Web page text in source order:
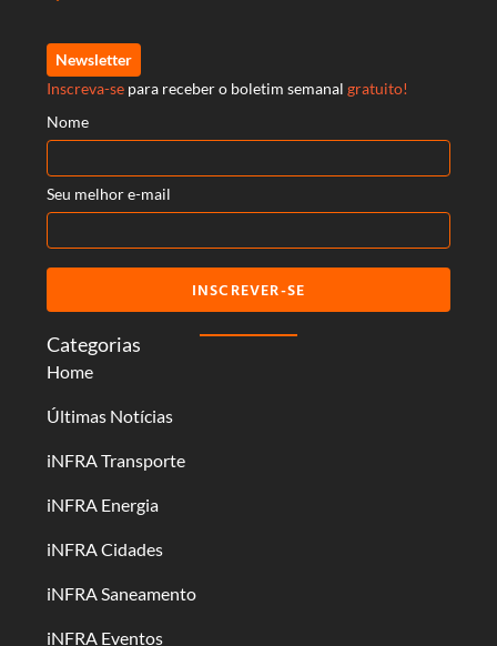
Categorias
Home
Últimas Notícias
iNFRA Transporte
iNFRA Energia
iNFRA Cidades
iNFRA Saneamento
iNFRA Eventos
Newsletter
Inscreva-se para receber o boletim semanal gratuito!
Nome
Seu melhor e-mail
INSCREVER-SE